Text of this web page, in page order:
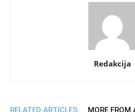
Redakcija
RELATED ARTICLES MORE FROM